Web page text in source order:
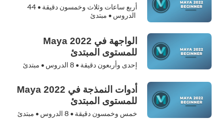
أربع ساعات وثلاث وخمسون دقيقة •44
الدروس • مبتدئ
الواجهة في Maya 2022
للمستوى المبتدئ
إحدى وأربعون دقيقة • 8 الدروس • مبتدئ
أدوات النمذجة في Maya 2022
للمستوى المبتدئ
خمس وخمسون دقيقة • 8 الدروس • مبتدئ